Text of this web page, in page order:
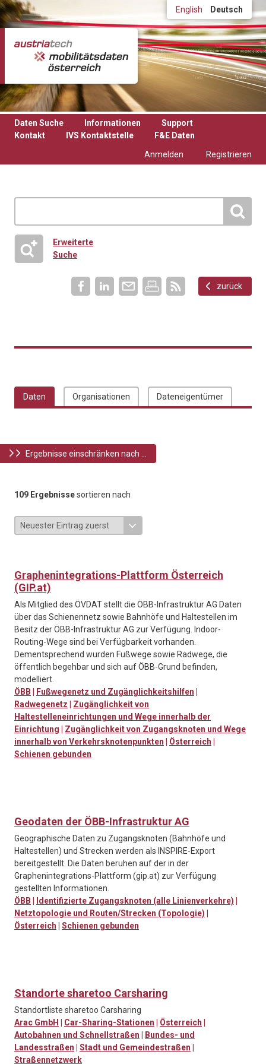
Direkt zum Inhalt English Deutsch
Daten Suche Informationen
Support
Kontakt
IVS Kontaktstelle
F&E Daten
Anmelden
Registrieren
Erweiterte
Suche
zurück
Daten Organisationen Dateneigentümer
Ergebnisse einschränken nach ...
109 Ergebnissesortieren nach
Graphenintegrations-Plattform Österreich
(GIP.at)
Als Mitglied des ÖVDAT stellt die ÖBB-Infrastruktur AG Daten
über das Schienennetz sowie Bahnhöfe und Haltestellen im
Besitz der ÖBB-Infrastruktur AG zur Verfügung. Indoor-
Routing-Wege sind bei Verfügbarkeit vorhanden.
Dementsprechend wurden Fußwege sowie Radwege, die
öffentlich begehbar und sich auf ÖBB-Grund befinden,
modelliert.
ÖBB
Fußwegenetz und Zugänglichkeitshilfen
Radwegenetz
Zugänglichkeit von
Haltestelleneinrichtungen und Wege innerhalb der
Einrichtung
Zugänglichkeit von Zugangsknoten und Wege
innerhalb von Verkehrsknotenpunkten
Österreich
Schienen gebunden
Geodaten der ÖBB-Infrastruktur AG
Geographische Daten zu Zugangsknoten (Bahnhöfe und
Haltestellen) und Strecken werden als INSPIRE-Export
bereitgestellt. Die Daten beruhen auf der in der
Graphenintegrations-Plattform (gip.at) zur Verfügung
gestellten Informationen.
ÖBB
Identifizierte Zugangsknoten (alle Linienverkehre)
Netztopologie und Routen/Strecken (Topologie)
Österreich
Schienen gebunden
Standorte sharetoo Carsharing
Standortliste sharetoo Carsharing
Arac GmbH
Car-Sharing-Stationen Österreich
Autobahnen und Schnellstraßen
Bundes- und
Landesstraßen
Stadt und Gemeindestraßen
Straßennetzwerk